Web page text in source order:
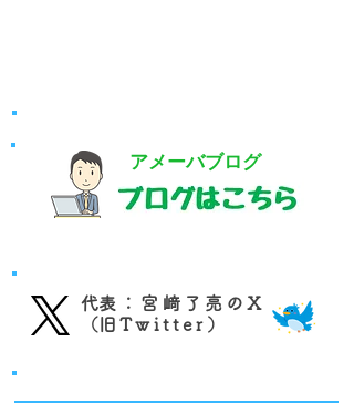
アメーバブログ
​代表：宮﨑了亮のX
​（旧Twitter）